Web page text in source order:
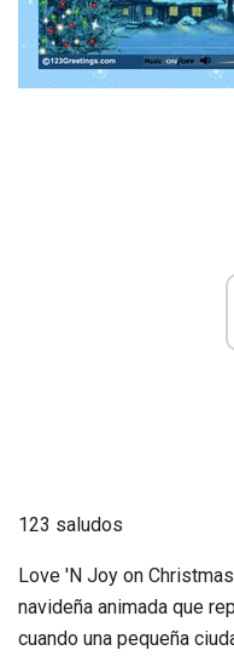
123 saludos
Love 'N Joy on
navideña animada que
cuando una pequeña